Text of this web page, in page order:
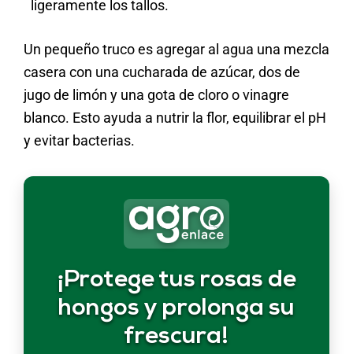
ligeramente los tallos.
Un pequeño truco es agregar al agua una mezcla
casera con una cucharada de azúcar, dos de
jugo de limón y una gota de cloro o vinagre
blanco. Esto ayuda a nutrir la flor, equilibrar el pH
y evitar bacterias.
¡Protege tus rosas de
hongos y prolonga su
frescura!